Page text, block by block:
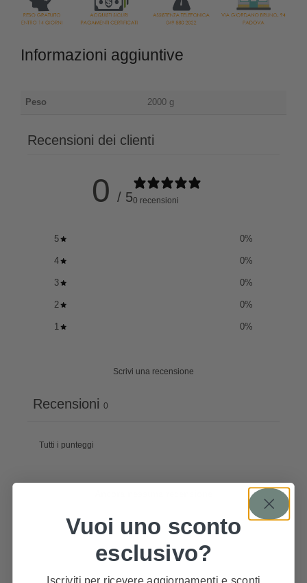
Informazioni aggiuntive
Peso 2000 g
Recensioni dei clienti
0 / 50 recensioni
5 0%
4 0%
3 0%
2 0%
1 0%
Scrivi una recensione
Recensioni 0
Vuoi uno sconto
esclusivo?
Iscriviti per ricevere aggiornamenti e sconti